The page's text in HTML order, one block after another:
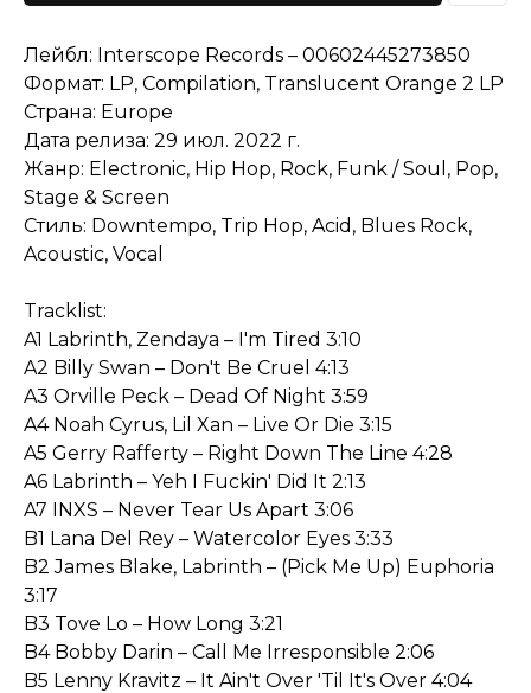
Лейбл: Interscope Records – 00602445273850
Формат: LP, Compilation, Translucent Orange 2 LP
Страна: Europe
Дата релиза: 29 июл. 2022 г.
Жанр: Electronic, Hip Hop, Rock, Funk / Soul, Pop,
Stage & Screen
Стиль: Downtempo, Trip Hop, Acid, Blues Rock,
Acoustic, Vocal
Tracklist:
A1 Labrinth, Zendaya – I'm Tired 3:10
A2 Billy Swan – Don't Be Cruel 4:13
A3 Orville Peck – Dead Of Night 3:59
A4 Noah Cyrus, Lil Xan – Live Or Die 3:15
A5 Gerry Rafferty – Right Down The Line 4:28
A6 Labrinth – Yeh I Fuckin' Did It 2:13
A7 INXS – Never Tear Us Apart 3:06
B1 Lana Del Rey – Watercolor Eyes 3:33
B2 James Blake, Labrinth – (Pick Me Up) Euphoria
3:17
B3 Tove Lo – How Long 3:21
B4 Bobby Darin – Call Me Irresponsible 2:06
B5 Lenny Kravitz – It Ain't Over 'Til It's Over 4:04